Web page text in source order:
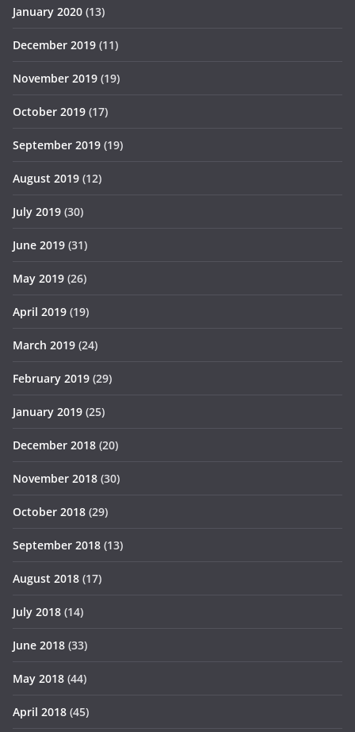
January 2020 (13)
December 2019 (11)
November 2019 (19)
October 2019 (17)
September 2019 (19)
August 2019 (12)
July 2019 (30)
June 2019 (31)
May 2019 (26)
April 2019 (19)
March 2019 (24)
February 2019 (29)
January 2019 (25)
December 2018 (20)
November 2018 (30)
October 2018 (29)
September 2018 (13)
August 2018 (17)
July 2018 (14)
June 2018 (33)
May 2018 (44)
April 2018 (45)